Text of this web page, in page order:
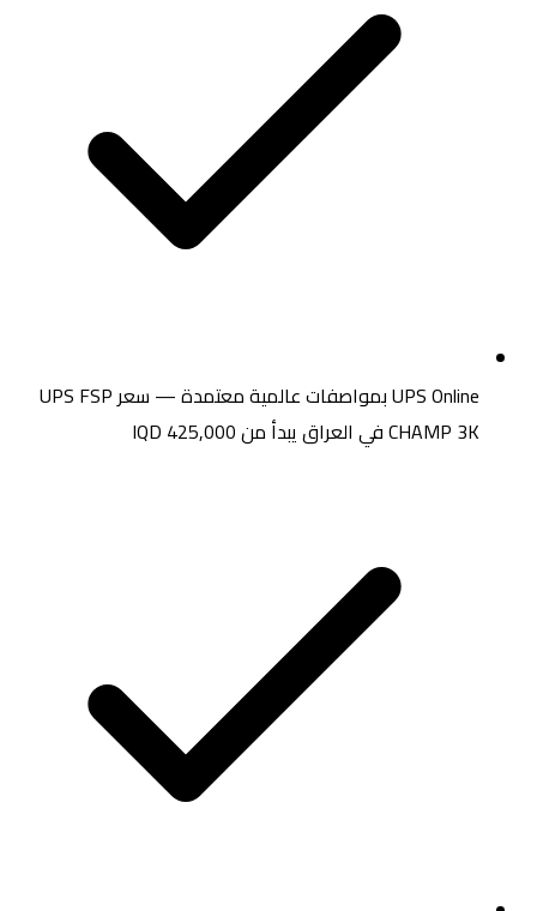
UPS Online بمواصفات عالمية معتمدة — سعرUPS FSP
CHAMP 3Kفي العراق يبدأ من 425,000 IQD